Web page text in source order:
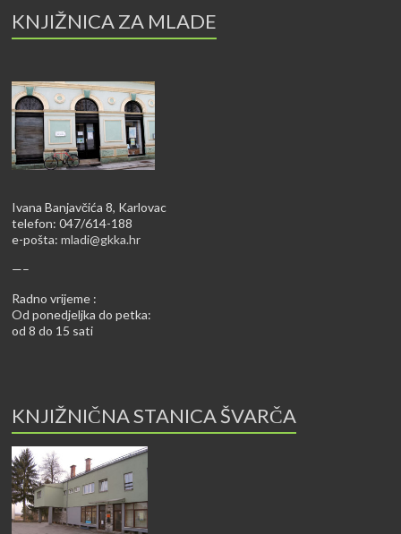
KNJIŽNICA ZA MLADE
Ivana Banjavčića 8, Karlovac
telefon: 047/614-188
e-pošta:mladi@gkka.hr
—–
Radno vrijeme :
Od ponedjeljka do petka:
od 8 do 15 sati
KNJIŽNIČNA STANICA ŠVARČA